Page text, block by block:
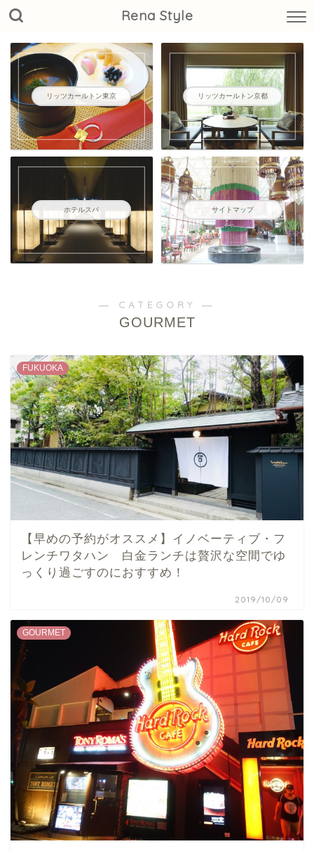
Rena Style
リッツカールトン東京 リッツカールトン京都
ホテルスパ サイトマップ
― CATEGORY ―
GOURMET
FUKUOKA
【早めの予約がオススメ】イノベーティブ・フ
レンチワタハン 白金ランチは贅沢な空間でゆ
っくり過ごすのにおすすめ！
2019/10/09
GOURMET